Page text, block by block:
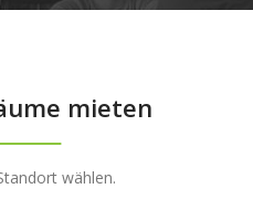
mieten
wählen.